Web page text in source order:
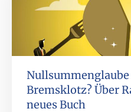
Bremsklotz? Über
neues Buch